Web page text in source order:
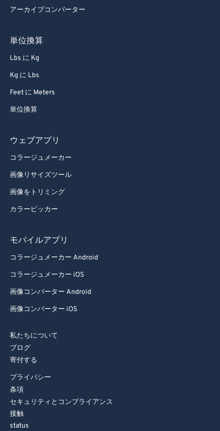
アーカイブコンバーター
単位換算
Lbs に Kg
Kg に Lbs
Feet に Meters
単位換算
ウェブアプリ
コラージュメーカー
画像リサイズツール
画像をトリミング
カラーピッカー
モバイルアプリ
コラージュメーカー Android
コラージュメーカー iOS
画像コンバーター Android
画像コンバーター iOS
私たちについて
ブログ
寄付する
プライバシー
条項
セキュリティとコンプライアンス
接触
status